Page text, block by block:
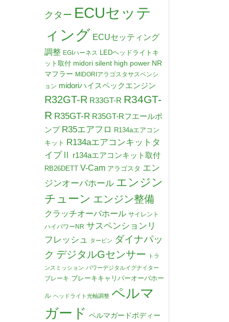
クター ECUセッテ
ィング ECUセッティング
調整 EGIハーネス LEDヘッドライトキ
ット取付 midori silent high power NR
マフラー MIDORIアラゴスタサスペンシ
ョン midoriハイスペックエンジン
R32GT-R R33GT-R R34GT-
R R35GT-R R35GT-Rフエールポ
ンプ R35エアフロ R134aエアコン
キット R134aエアコンキットタ
イプⅡ
r134aエアコンキット取付
RB26DETT V-Cam アラゴスタ エン
ジンオーバホール エンジン
チューン エンジン整備
クラッチオーバホール サイレント
ハイパワーNR サスペンションリ
フレッシュ
タービン ダイナパッ
ク デジタルGセンサー
トラ
ンスミッション パワーデジタルイグナイター
ブレーキ ブレーキキャリパーオーバホー
ル ヘッドライト光軸調整 ペルマ
ガード ペルマガードボディー